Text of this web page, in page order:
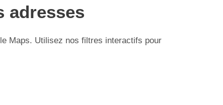
adresses
Maps. Utilisez nos filtres interactifs pour